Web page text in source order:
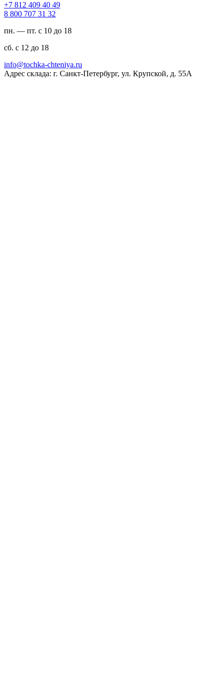
94 04 904 218 7+
23 13 707 008 8
пн. — пт. с 10 до 18
сб. с 12 до 18
ur.ayinethc-akhcot@ofni
Адрес склада: г. Санкт-Петербург, ул. Крупской, д. 55А